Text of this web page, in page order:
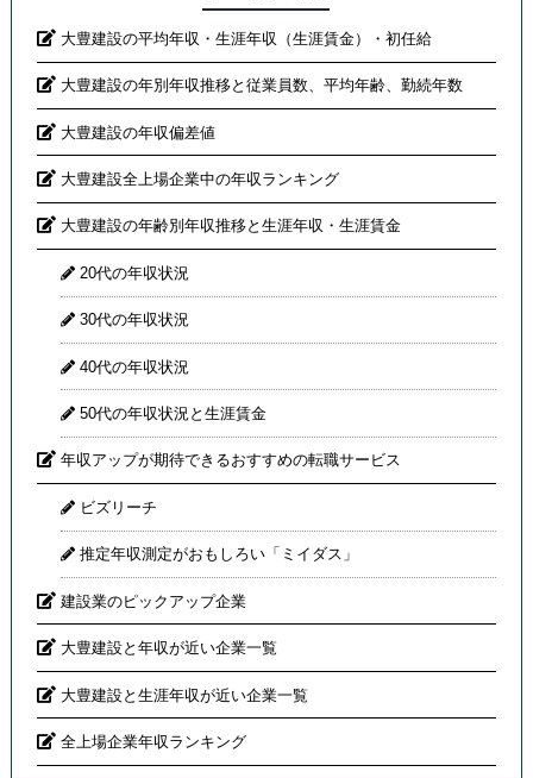
大豊建設の平均年収・生涯年収（生涯賃金）・初任給
大豊建設の年別年収推移と従業員数、平均年齢、勤続年数
大豊建設の年収偏差値
大豊建設全上場企業中の年収ランキング
大豊建設の年齢別年収推移と生涯年収・生涯賃金
20代の年収状況
30代の年収状況
40代の年収状況
50代の年収状況と生涯賃金
年収アップが期待できるおすすめの転職サービス
ビズリーチ
推定年収測定がおもしろい「ミイダス」
建設業のピックアップ企業
大豊建設と年収が近い企業一覧
大豊建設と生涯年収が近い企業一覧
全上場企業年収ランキング